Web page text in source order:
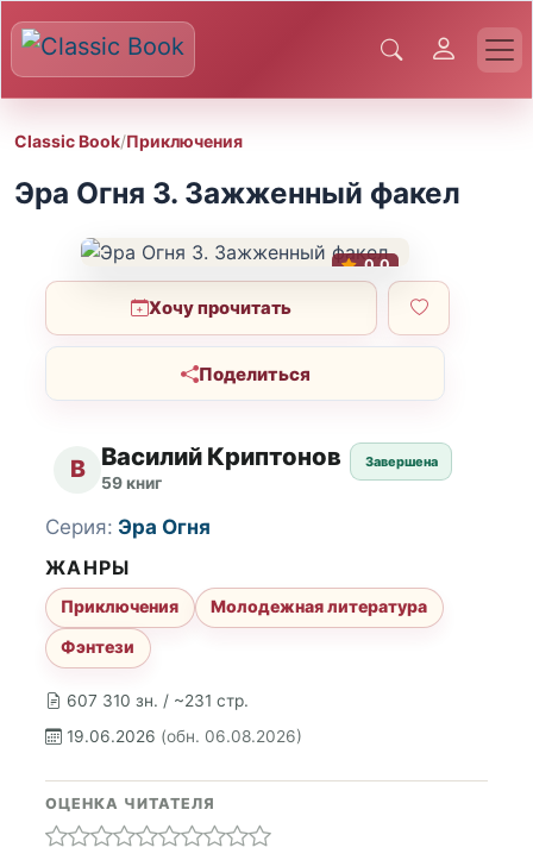
Classic Book/Приключения
Эра Огня 3. Зажженный факел
0.0
Хочу прочитать
Поделиться
В Василий Криптонов
59 книг
Завершена
607 310 зн. / ~231 стр.
19.06.2026 (обн. 06.08.2026)
Серия: Эра Огня
ЖАНРЫ
Приключения
Молодежная литература
Фэнтези
ОЦЕНКА ЧИТАТЕЛЯ